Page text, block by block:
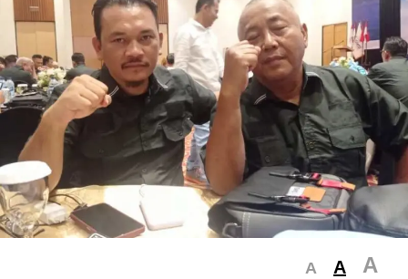
A A A